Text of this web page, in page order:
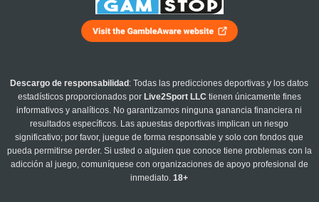
Descargo de responsabilidad : Todas las predicciones deportivas y los datos
estadísticos proporcionados por Live2Sport LLC tienen únicamente fines
informativos y analíticos. No garantizamos ninguna ganancia financiera ni
resultados específicos. Las apuestas deportivas implican un riesgo
significativo; por favor, juegue de forma responsable y solo con fondos que
pueda permitirse perder. Si usted o alguien que conoce tiene problemas con la
adicción al juego, comuníquese con organizaciones de apoyo profesional de
inmediato.18+